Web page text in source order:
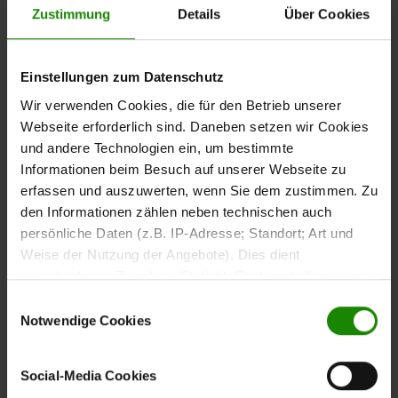
Zustimmung Details Über Cookies
Einstellungen zum Datenschutz
Wir verwenden Cookies, die für den Betrieb unserer
Webseite erforderlich sind. Daneben setzen wir Cookies
und andere Technologien ein, um bestimmte
Informationen beim Besuch auf unserer Webseite zu
erfassen und auszuwerten, wenn Sie dem zustimmen. Zu
den Informationen zählen neben technischen auch
persönliche Daten (z.B. IP-Adresse; Standort; Art und
Weise der Nutzung der Angebote). Dies dient
verschiedenen Zwecken: Statistik Cookies helfen uns zu
nutzen, indem sie Informationen sammeln und sie
anonymisiert für statistische Zwecke auszuwerten.
Marketing Cookies helfen uns, Ihnen personalisierte
Werbung anzuzeigen. Social-Media-Cookies ermöglichen
Notwendige Cookies
Social-Media Cookies
Qualität, angenehme Haptik und hohe
Strapazierfähigkeit – perfekt für die tägliche Pflege und
ein stilvolles Badezimmerambiente.
Weich, saugfähig und
langlebig
der Waschhandschuh ein besonders weiches und zugleich
robustes Hautgefühl. Das hochwertige Zwirnfrottier mit
Formstabilität, auch bei häufiger Nutzung. Mit einer